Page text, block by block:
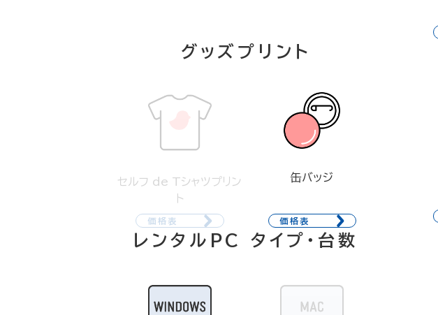
グッズプリント
セルフ de Tシャツプリン
ト
価格表
缶バッジ
価格表
レンタルPC タイプ・台数